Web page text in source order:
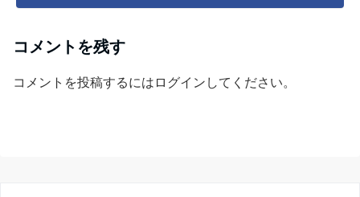
コメントを残す
コメントを投稿するには ログイン してください。